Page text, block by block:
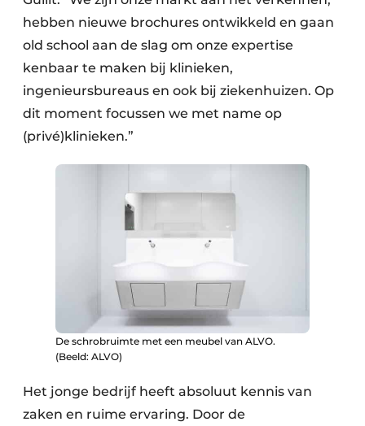
hebben nieuwe brochures ontwikkeld en gaan
old school aan de slag om onze expertise
kenbaar te maken bij klinieken,
ingenieursbureaus en ook bij ziekenhuizen. Op
dit moment focussen we met name op
(privé)klinieken.”
De schrobruimte met een meubel van ALVO.
(Beeld: ALVO)
Het jonge bedrijf heeft absoluut kennis van
zaken en ruime ervaring. Door de